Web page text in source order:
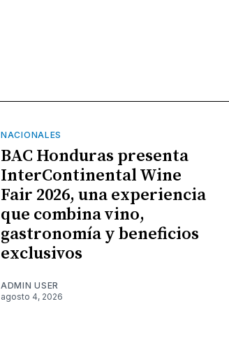
NACIONALES
BAC Honduras presenta
InterContinental Wine
Fair 2026, una experiencia
que combina vino,
gastronomía y beneficios
exclusivos
ADMIN USER
agosto 4, 2026